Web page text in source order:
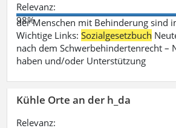
Relevanz:
98%
der Menschen mit Behinderung sind
Wichtige Links:Sozialgesetzbuch
nach dem Schwerbehindertenrecht –
haben und/oder Unterstützung
Kühle Orte an der h_da
Relevanz: